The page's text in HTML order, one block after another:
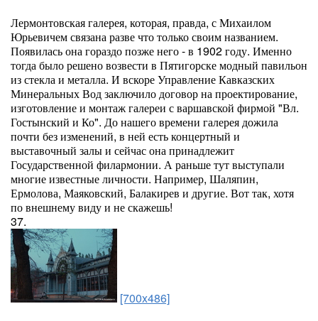
Лермонтовская галерея, которая, правда, с Михаилом
Юрьевичем связана разве что только своим названием.
Появилась она гораздо позже него - в 1902 году. Именно
тогда было решено возвести в Пятигорске модный павильон
из стекла и металла. И вскоре Управление Кавказских
Минеральных Вод заключило договор на проектирование,
изготовление и монтаж галереи с варшавской фирмой "Вл.
Гостынский и Ко". До нашего времени галерея дожила
почти без изменений, в ней есть концертный и
выставочный залы и сейчас она принадлежит
Государственной филармонии. А раньше тут выступали
многие известные личности. Например, Шаляпин,
Ермолова, Маяковский, Балакирев и другие. Вот так, хотя
по внешнему виду и не скажешь!
37.
[700x486]